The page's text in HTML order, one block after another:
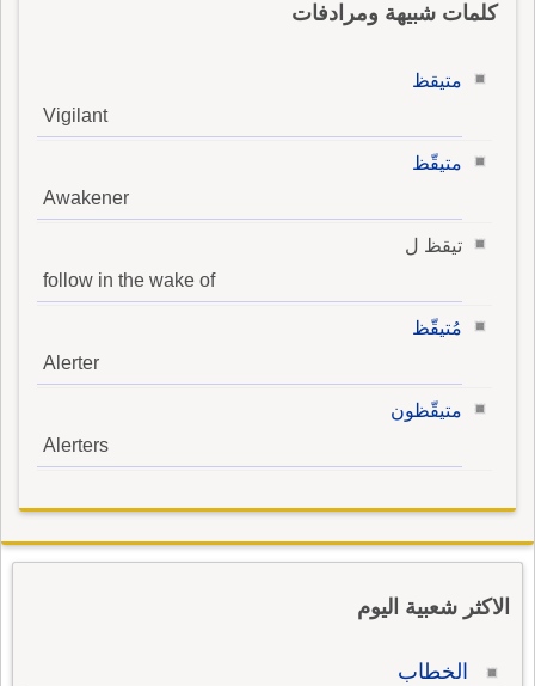
كلمات شبيهة ومرادفات
متيقظ
Vigilant
متيقّظ
Awakener
تيقظ ل
follow in the wake of
مُتيقّظ
Alerter
متيقّظون
Alerters
الاكثر شعبية اليوم
الخطاب